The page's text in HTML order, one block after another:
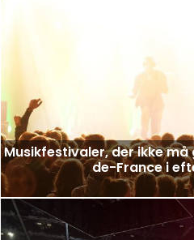
Musikfestivaler, der ikke
de-France i